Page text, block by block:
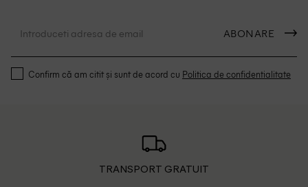
ABONARE
Confirm că am citit și sunt de acord cu Politica de confidentialitate
TRANSPORT GRATUIT